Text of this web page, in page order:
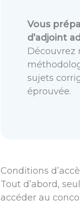
Vous
d’adjoint
Découvrez
sujets
éprouvée.
Conditions
Tout d’abord,
accéder au